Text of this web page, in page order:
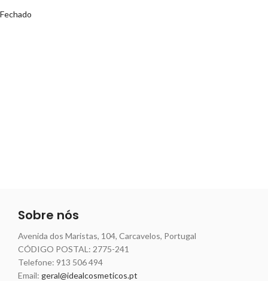
Fechado
Sobre nós
Avenida dos Maristas, 104, Carcavelos, Portugal
CÓDIGO POSTAL: 2775-241
Telefone: 913 506 494
Email: geral@idealcosmeticos.pt